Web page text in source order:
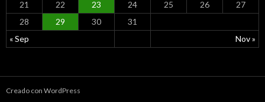
« Sep Nov »
21
22 23 24 25 26
27
28
29 30 31
Creado con WordPress